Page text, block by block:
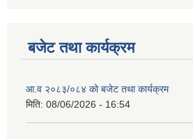
बजेट तथा कार्यक्रम
आ.व २०८३/०८४ को बजेट तथा कार्यक्रम
मिति: 08/06/2026 - 16:54